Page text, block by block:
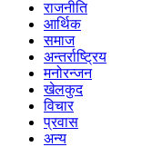
राजनीति
आर्थिक
समाज
अन्तर्राष्ट्रिय
मनोरन्जन
खेलकुद
विचार
प्रवास
अन्य